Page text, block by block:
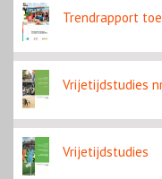
Trendrapport
Vrijetijdstudies
Vrijetijdstudies